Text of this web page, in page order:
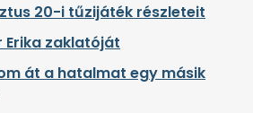
20-i tűzijáték részleteit
Erika zaklatóját
át a hatalmat egy másik